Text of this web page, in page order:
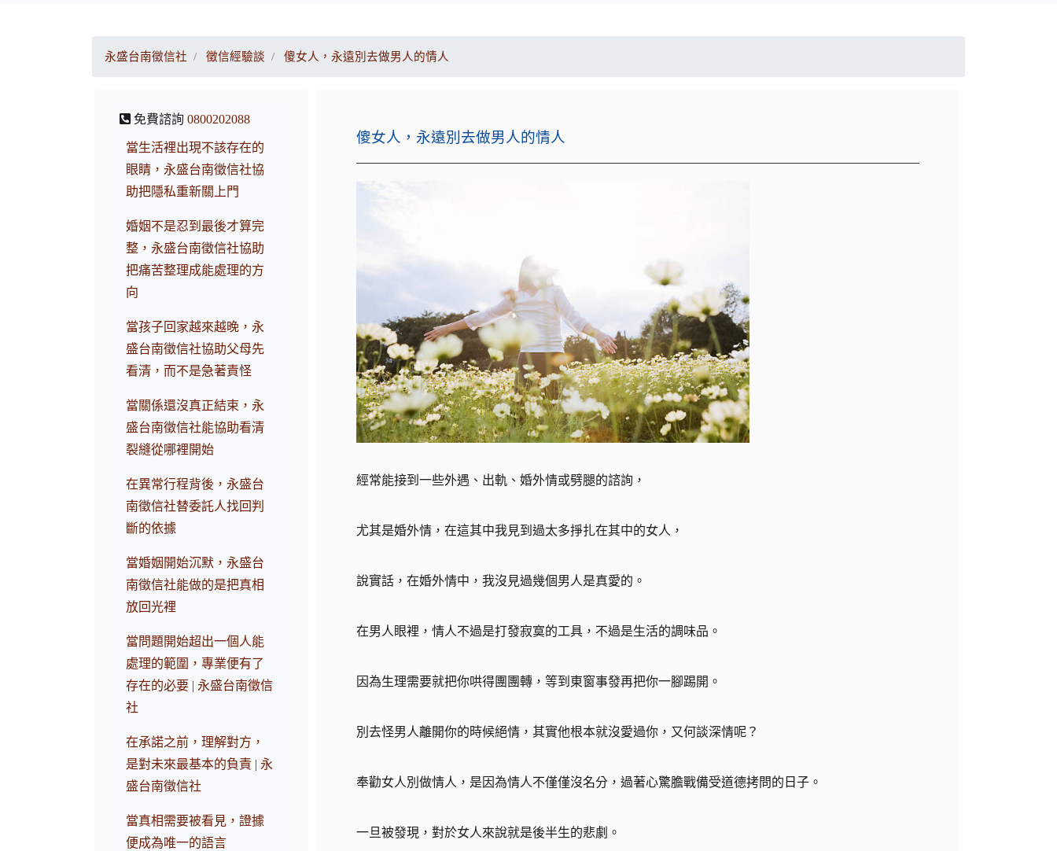
永盛台南徵信社 徵信經驗談 傻女人，永遠別去做男人的情人
免費諮詢 0800202088
當生活裡出現不該存在的
眼睛，永盛台南徵信社協
助把隱私重新關上門
婚姻不是忍到最後才算完
整，永盛台南徵信社協助
把痛苦整理成能處理的方
向
當孩子回家越來越晚，永
盛台南徵信社協助父母先
看清，而不是急著責怪
當關係還沒真正結束，永
盛台南徵信社能協助看清
裂縫從哪裡開始
在異常行程背後，永盛台
南徵信社替委託人找回判
斷的依據
當婚姻開始沉默，永盛台
南徵信社能做的是把真相
放回光裡
當問題開始超出一個人能
處理的範圍，專業便有了
存在的必要 | 永盛台南徵信
社
在承諾之前，理解對方，
是對未來最基本的負責 | 永
盛台南徵信社
當真相需要被看見，證據
便成為唯一的語言
傻女人，永遠別去做男人的情人
經常能接到一些外遇、出軌、婚外情或劈腿的諮詢，
尤其是婚外情，在這其中我見到過太多掙扎在其中的女人，
說實話，在婚外情中，我沒見過幾個男人是真愛的。
在男人眼裡，情人不過是打發寂寞的工具，不過是生活的調味品。
因為生理需要就把你哄得團團轉，等到東窗事發再把你一腳踢開。
別去怪男人離開你的時候絕情，其實他根本就沒愛過你，又何談深情呢？
奉勸女人別做情人，是因為情人不僅僅沒名分，過著心驚膽戰備受道德拷問的日子。
一旦被發現，對於女人來說就是後半生的悲劇。